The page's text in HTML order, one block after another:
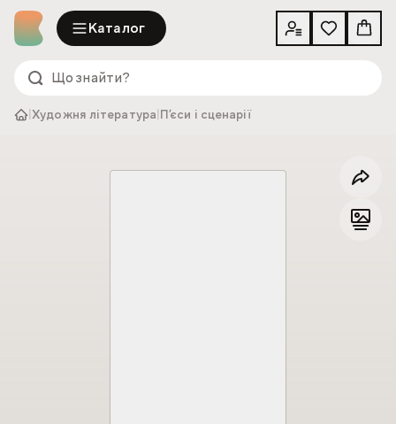
Каталог
|Художня література Пʼєси і сценарії